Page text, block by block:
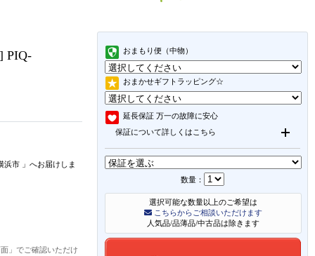
おまもり便（中物）
おまかせギフトラッピング☆
延長保証 万一の故障に安心
保証について詳しくはこちら
数量：
選択可能な数量以上のご希望は
こちらからご相談いただけます
人気品/品薄品/中古品は除きます
PIQ-
浜市 」 へお届けしま
」でご確認いただけ